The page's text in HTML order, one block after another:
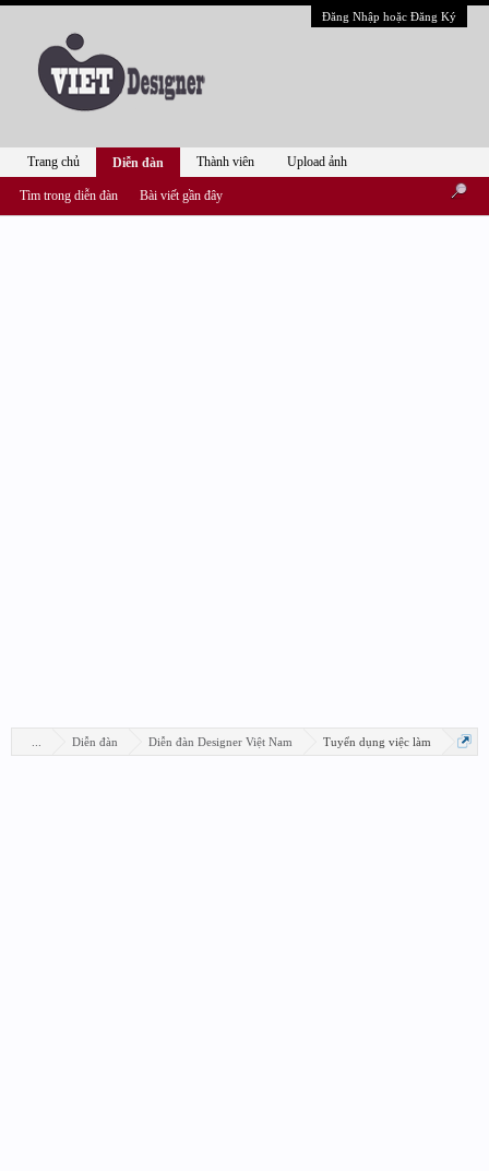
Đăng Nhập hoặc Đăng Ký
Diễn đàn Diễn đàn Designer Việt Nam Tuyển dụng việc làm
Trang chủ Diễn đàn
Tìm trong diễn đàn Bài viết gần đây
Thành viên Upload ảnh